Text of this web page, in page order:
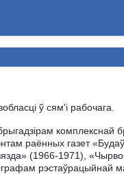
ў сям'і рабочага.
комплекснай
раённых газет
(1966-1971),
рэстаўрацыйнай